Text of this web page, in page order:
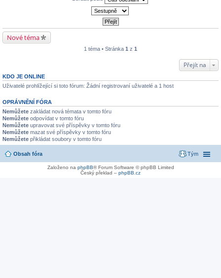
Nové téma
1 téma • Stránka 1 z 1
Přejít na
KDO JE ONLINE
Uživatelé prohlížející si toto fórum: Žádní registrovaní uživatelé a 1 host
OPRÁVNĚNÍ FÓRA
Nemůžete zakládat nová témata v tomto fóru
Nemůžete odpovídat v tomto fóru
Nemůžete upravovat své příspěvky v tomto fóru
Nemůžete mazat své příspěvky v tomto fóru
Nemůžete přikládat soubory v tomto fóru
Obsah fóra Tým
Založeno na phpBB® Forum Software © phpBB Limited
Český překlad – phpBB.cz